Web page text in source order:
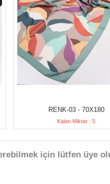
RENK-03 - 70X180
Kalan Miktar : 5
için lütfen üye